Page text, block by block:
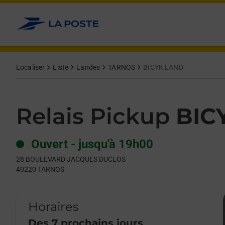
Allez au contenu
Localiser Liste Landes TARNOS BICYK LAND
Relais Pickup
Ouvert - jusqu'à 19h00
28 BOULEVARD JACQUES DUCLOS
40220 TARNOS
Horaires
Day of the WeekHours
Get directions to Relais Pickup at 28 BOULEVARD JACQUES
lien s'ouvre dans un nouvel onglet